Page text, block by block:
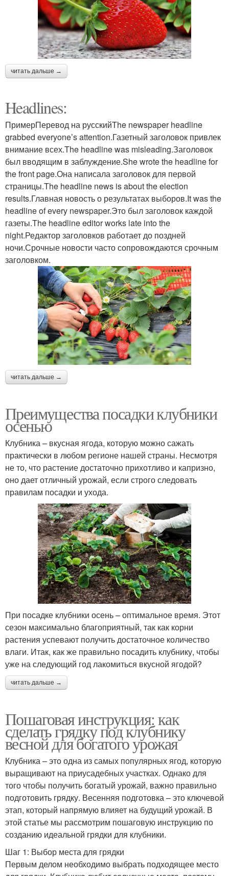
читать дальше →
Headlines:
ПримерПеревод на русскийThe newspaper headline
grabbed everyone’s attention.Газетный заголовок привлек
внимание всех.The headline was misleading.Заголовок
был вводящим в заблуждение.She wrote the headline for
the front page.Она написала заголовок для первой
страницы.The headline news is about the election
results.Главная новость о результатах выборов.It was the
headline of every newspaper.Это был заголовок каждой
газеты.The headline editor works late into the
night.Редактор заголовков работает до поздней
ночи.Срочные новости часто сопровождаются срочным
заголовком.
читать дальше →
Преимущества посадки клубники
осенью
Клубника – вкусная ягода, которую можно сажать
практически в любом регионе нашей страны. Несмотря
не то, что растение достаточно прихотливо и капризно,
оно дает отличный урожай, если строго следовать
правилам посадки и ухода.
При посадке клубники осень – оптимальное время. Этот
сезон максимально благоприятный, так как корни
растения успевают получить достаточное количество
влаги. Итак, как же правильно посадить клубнику, чтобы
уже на следующий год лакомиться вкусной ягодой?
читать дальше →
Пошаговая инструкция: как
сделать грядку под клубнику
весной для богатого урожая
Клубника – это одна из самых популярных ягод, которую
выращивают на приусадебных участках. Однако для
того чтобы получить богатый урожай, важно правильно
подготовить грядку. Весенняя подготовка – это ключевой
этап, который напрямую влияет на будущий урожай. В
этой статье мы рассмотрим пошаговую инструкцию по
созданию идеальной грядки для клубники.
Шаг 1: Выбор места для грядки
Первым делом необходимо выбрать подходящее место